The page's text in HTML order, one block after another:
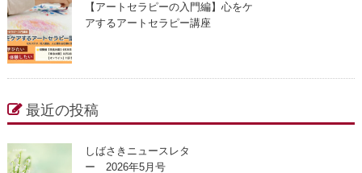
【アートセラピーの入門編】心をケ
アするアートセラピー講座
最近の投稿
しばさきニュースレタ
ー 2026年5月号